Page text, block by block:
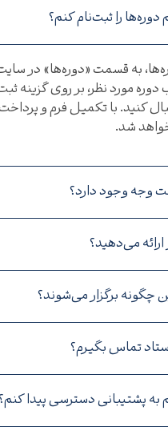
را ثبت‌نام کنم؟
به قسمت «دوره‌ها» در سایت
مورد نظر، بر روی گزینه
کنید. با تکمیل فرم و پرداخت
شد.
وجود دارد؟
می‌دهید؟
برگزار می‌شوند؟
تماس بگیرم؟
پشتیبانی دسترسی پیدا کنم؟